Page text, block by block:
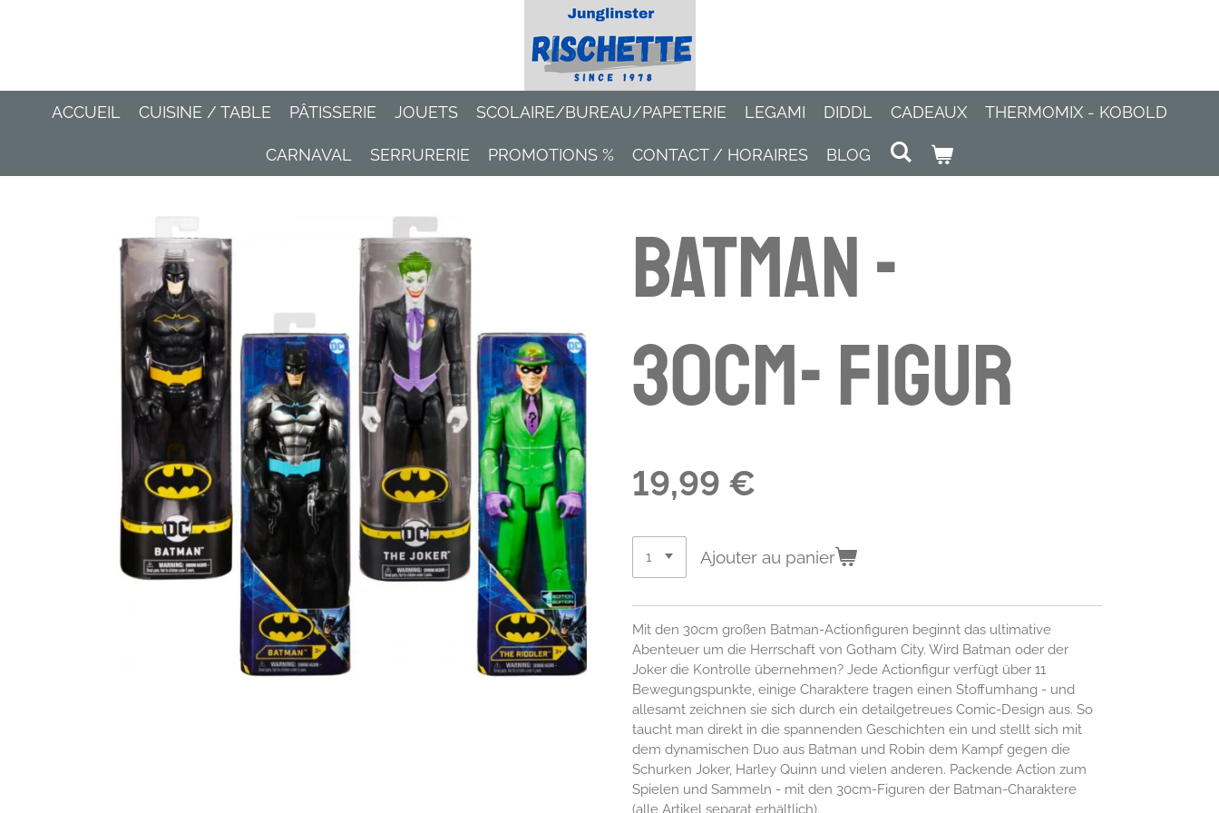
ACCUEIL CUISINE / TABLE PÂTISSERIE JOUETS SCOLAIRE/BUREAU/PAPETERIE LEGAMI DIDDL CADEAUX THERMOMIX - KOBOLD
CARNAVAL SERRURERIE PROMOTIONS % CONTACT / HORAIRES BLOG
Batman -
30cm- Figur
19,99 €
Ajouter au panier
Mit den 30cm großen Batman-Actionfiguren beginnt das ultimative
Abenteuer um die Herrschaft von Gotham City. Wird Batman oder der
Joker die Kontrolle übernehmen? Jede Actionfigur verfügt über 11
Bewegungspunkte, einige Charaktere tragen einen Stoffumhang - und
allesamt zeichnen sie sich durch ein detailgetreues Comic-Design aus. So
taucht man direkt in die spannenden Geschichten ein und stellt sich mit
dem dynamischen Duo aus Batman und Robin dem Kampf gegen die
Schurken Joker, Harley Quinn und vielen anderen. Packende Action zum
Spielen und Sammeln - mit den 30cm-Figuren der Batman-Charaktere